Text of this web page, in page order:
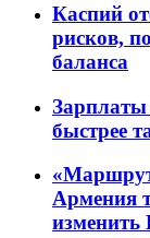
Каспий
рисков,
баланса
Зарплаты
быстрее
Армения